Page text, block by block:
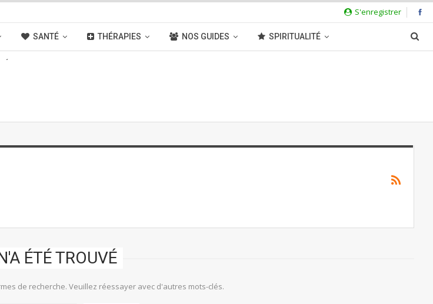
S'enregistrer
SANTÉ THÉRAPIES NOS GUIDES SPIRITUALITÉ
ÉTÉ TROUVÉ
de recherche. Veuillez réessayer avec d'autres mots-clés.